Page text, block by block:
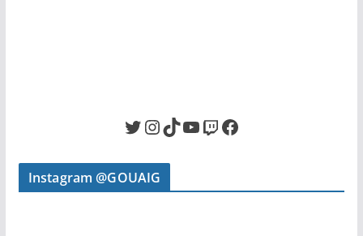
Twitter InstagramTikTok YouTube Twitch Facebook
Instagram @GOUAIG